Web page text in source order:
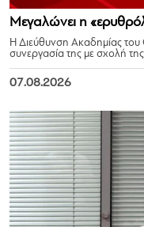
Μεγαλώνει η
Η Διεύθυνση Ακαδημίας
συνεργασία της με σχολή
07.08.2026